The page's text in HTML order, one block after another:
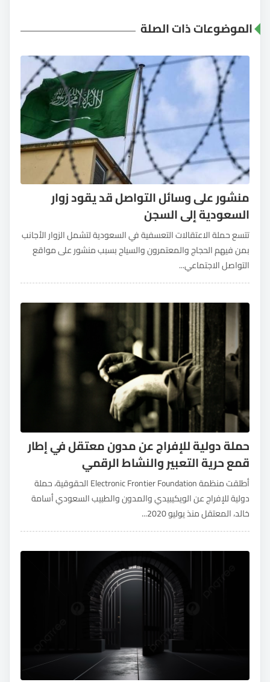
الموضوعات ذات الصلة
منشور على وسائل التواصل قد يقود زوار
السعودية إلى السجن
تتسع حملة الاعتقالات التعسفية في السعودية لتشمل الزوار الأجانب
بمن فيهم الحجاج والمعتمرون والسياح بسبب منشور على مواقع
التواصل الاجتماعي...
حملة دولية للإفراج عن مدون معتقل في إطار
قمع حرية التعبير والنشاط الرقمي
أطلقت منظمة Electronic Frontier Foundation الحقوقية، حملة
دولية للإفراج عن الويكيبيدي والمدون والطبيب السعودي أسامة
خالد، المعتقل منذ يوليو 2020...